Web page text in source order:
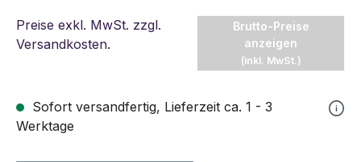
Preise exkl. MwSt. zzgl.
Versandkosten.
Brutto-Preise
anzeigen
(inkl. MwSt.)
Sofort versandfertig, Lieferzeit ca. 1 - 3
Werktage